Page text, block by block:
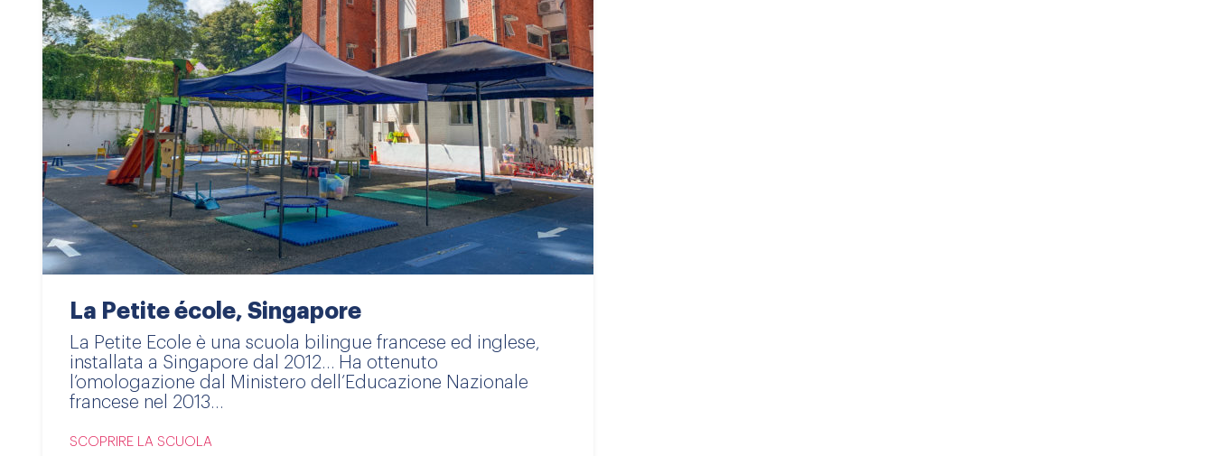
La Petite école, Singapore
La Petite Ecole è una scuola bilingue francese ed inglese,
installata a Singapore dal 2012… Ha ottenuto
l’omologazione dal Ministero dell’Educazione Nazionale
francese nel 2013…
SCOPRIRE LA SCUOLA